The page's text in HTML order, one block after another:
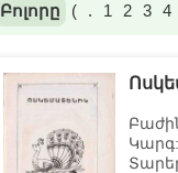
Բոլորը ( . 1 2 3 4